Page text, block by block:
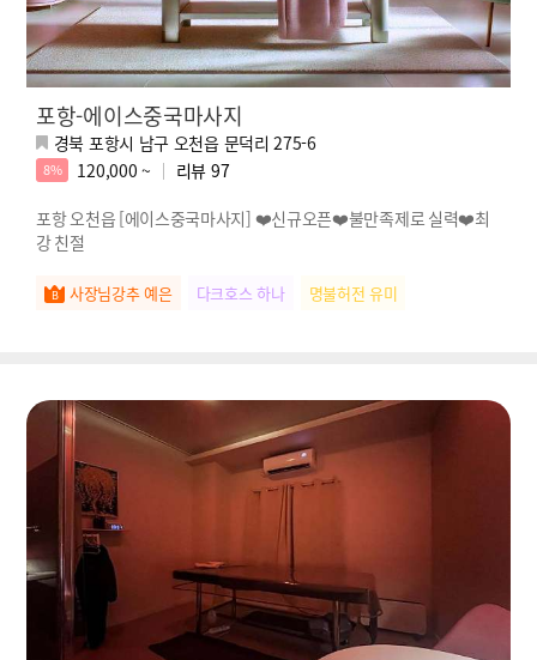
포항-에이스중국마사지
경북 포항시 남구 오천읍 문덕리 275-6
8% 120,000 ~ 리뷰 97
포항 오천읍 [에이스중국마사지] ❤️신규오픈❤️불만족제로 실력❤️최
강 친절
사장님강추 예은 다크호스 하나 명불허전 유미